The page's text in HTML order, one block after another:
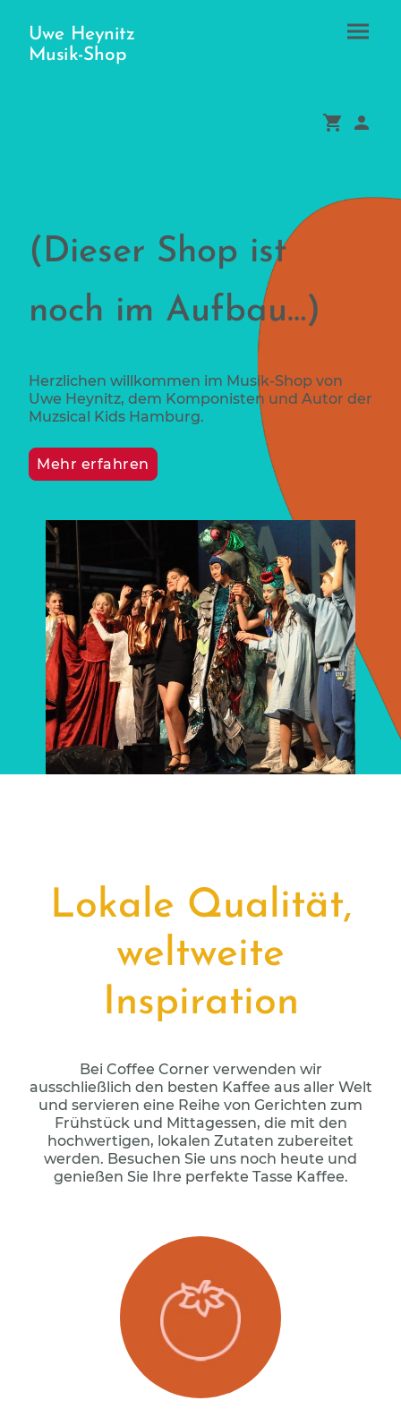
Uwe Heynitz
Musik-Shop
(Dieser Shop ist
noch im Aufbau…)
Herzlichen willkommen im Musik-Shop von
Uwe Heynitz, dem Komponisten und Autor der
Muzsical Kids Hamburg.
Mehr erfahren
Lokale Qualität,
weltweite
Inspiration
Bei Coffee Corner verwenden wir
ausschließlich den besten Kaffee aus aller Welt
und servieren eine Reihe von Gerichten zum
Frühstück und Mittagessen, die mit den
hochwertigen, lokalen Zutaten zubereitet
werden. Besuchen Sie uns noch heute und
genießen Sie Ihre perfekte Tasse Kaffee.